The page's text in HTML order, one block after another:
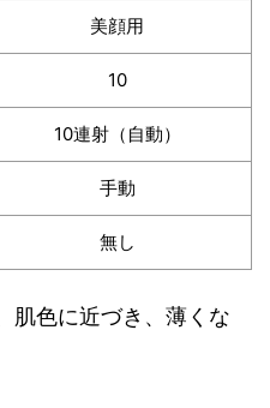
美顔用
10
10連射（自動）
手動
無し
肌色に近づき、薄くな